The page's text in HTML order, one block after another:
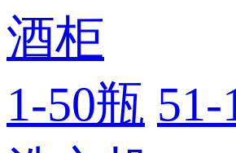
酒柜
1-50瓶 51-